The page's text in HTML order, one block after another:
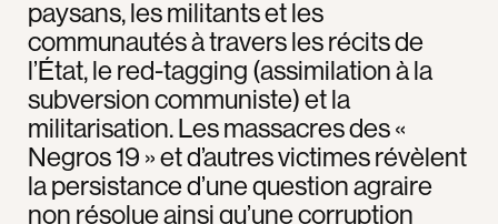
paysans, les militants et les
communautés à travers les récits de
l’État, le red-tagging (assimilation à la
subversion communiste) et la
militarisation. Les massacres des «
Negros 19 » et d’autres victimes révèlent
la persistance d’une question agraire
non résolue ainsi qu’une corruption